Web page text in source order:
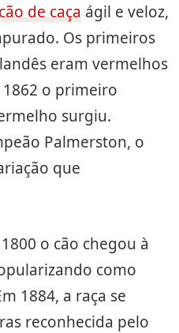
cão de caça ágil e veloz,
Os primeiros
eram vermelhos
o primeiro
surgiu.
Palmerston, o
que
o cão chegou à
como
1884, a raça se
reconhecida pelo